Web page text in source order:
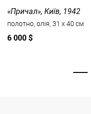
«Причал», Київ, 1942
полотно, олія, 31 x 40 см
6 000 $